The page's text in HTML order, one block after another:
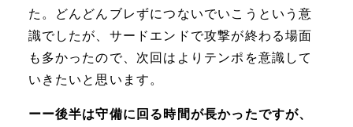
た。どんどんブレずにつないでいこうという意
識でしたが、サードエンドで攻撃が終わる場面
も多かったので、次回はよりテンポを意識して
いきたいと思います。
ーー後半は守備に回る時間が長かったですが、